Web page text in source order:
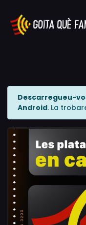
Descarregueu-
Android. La